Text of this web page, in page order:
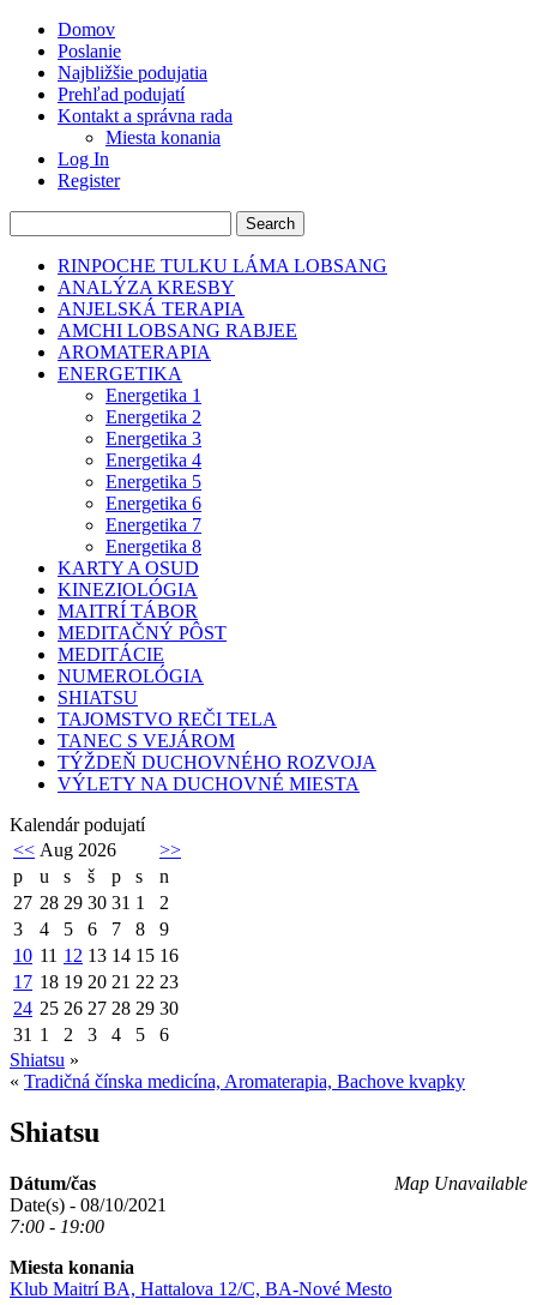
Domov
Poslanie
Najbližšie podujatia
Prehľad podujatí
Kontakt a správna rada
Miesta konania
Log In
Register
RINPOCHE TULKU LÁMA LOBSANG
ANALÝZA KRESBY
ANJELSKÁ TERAPIA
AMCHI LOBSANG RABJEE
AROMATERAPIA
ENERGETIKA
Energetika 1
Energetika 2
Energetika 3
Energetika 4
Energetika 5
Energetika 6
Energetika 7
Energetika 8
KARTY A OSUD
KINEZIOLÓGIA
MAITRÍ TÁBOR
MEDITAČNÝ PÔST
MEDITÁCIE
NUMEROLÓGIA
SHIATSU
TAJOMSTVO REČI TELA
TANEC S VEJÁROM
TÝŽDEŇ DUCHOVNÉHO ROZVOJA
VÝLETY NA DUCHOVNÉ MIESTA
Kalendár podujatí
<< Aug 2026
>>
p
u s š p s
n
27 28 29 30 31 1
2
3
4 5 6 7 8
9
10 11 12 13 14 15 16
17 18 19 20 21 22 23
24 25 26 27 28 29 30
31 1 2 3 4 5
6
Shiatsu »
« Tradičná čínska medicína, Aromaterapia, Bachove kvapky
Shiatsu
Map Unavailable
Dátum/čas
Date(s) - 08/10/2021
7:00 - 19:00
Miesta konania
Klub Maitrí BA, Hattalova 12/C, BA-Nové Mesto